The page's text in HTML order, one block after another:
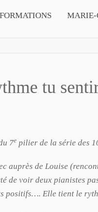
MARIE-
tu
7e pilier de la série des
auprès de Louise
de voir deux pianistes
positifs…. Elle tient le